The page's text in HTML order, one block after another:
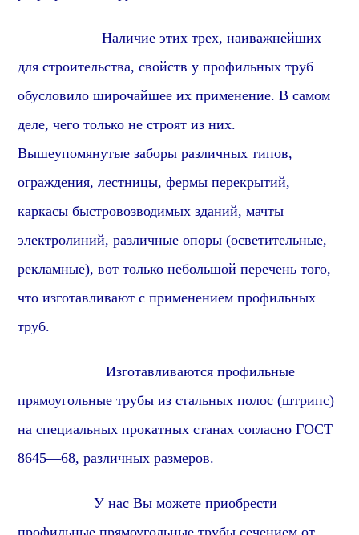
Наличие этих трех, наиважнейших
для строительства, свойств у профильных труб
обусловило широчайшее их применение. В самом
деле, чего только не строят из них.
Вышеупомянутые заборы различных типов,
ограждения, лестницы, фермы перекрытий,
каркасы быстровозводимых зданий, мачты
электролиний, различные опоры (осветительные,
рекламные), вот только небольшой перечень того,
что изготавливают с применением профильных
труб.
Изготавливаютсяпрофильные
прямоугольныетрубы из стальных полос (штрипс)
на специальных прокатных станах согласно ГОСТ
8645—68, различных размеров.
У нас Вы можете приобрести
профильныепрямоугольные трубы сечением от